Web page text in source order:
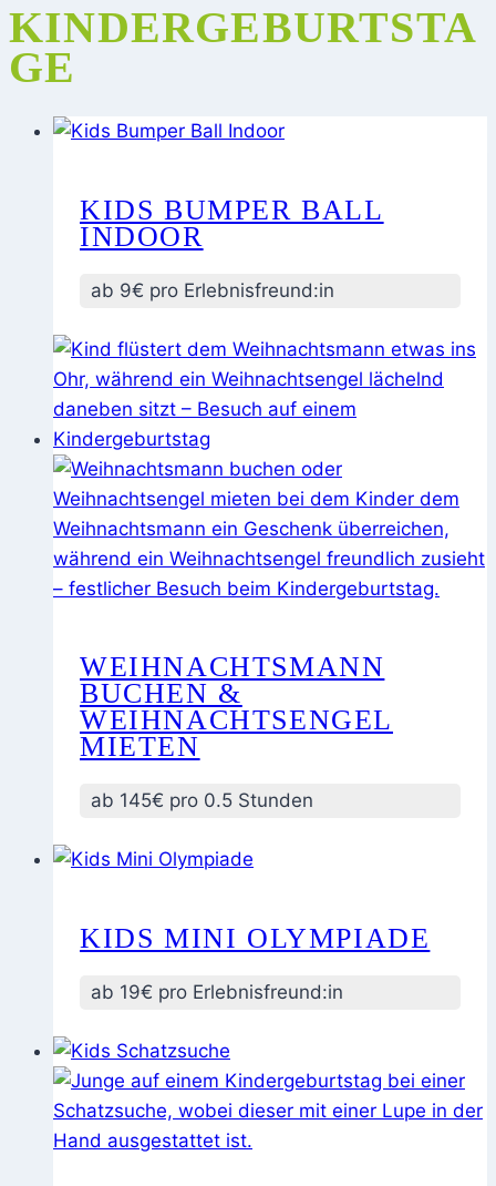
KINDERGEBURTSTA
GE
KIDS BUMPER BALL
INDOOR
ab 9€ pro Erlebnisfreund:in
WEIHNACHTSMANN
BUCHEN &
WEIHNACHTSENGEL
MIETEN
ab 145€ pro 0.5 Stunden
KIDS MINI OLYMPIADE
ab 19€ pro Erlebnisfreund:in